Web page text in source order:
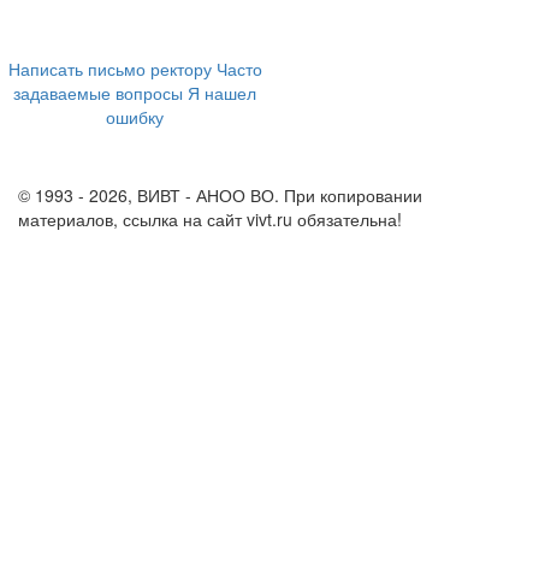
Написать письмо ректору Часто
задаваемые вопросы Я нашел
ошибку
© 1993 - 2026, ВИВТ - АНОО ВО. При копировании
материалов, ссылка на сайт vivt.ru обязательна!